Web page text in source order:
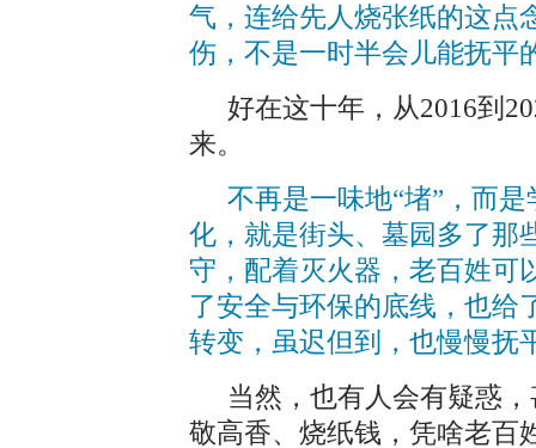
气，连给先人烧张纸的这点
伤，不是一时半会儿能抚平
好在这十年，从2016到
来。
不再是一味地“堵”，而
化，就是街头、墓园多了那
守，配着灭火器，老百姓可
了安全与环保的底线，也给
转变，虽迟但到，也慢慢抚
当然，也有人会有疑惑
敬高香、烧纸钱，凭啥老百